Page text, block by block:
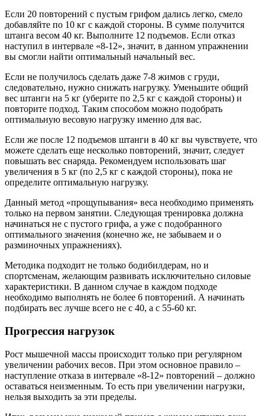
Если 20 повторений с пустым грифом дались легко, смело
добавляйте по 10 кг с каждой стороны. В сумме получится
штанга весом 40 кг. Выполните 12 подъемов. Если отказ
наступил в интервале «8-12», значит, в данном упражнении
вы смогли найти оптимальный начальный вес.
Если не получилось сделать даже 7-8 жимов с груди,
следовательно, нужно снижать нагрузку. Уменьшите общий
вес штанги на 5 кг (уберите по 2,5 кг с каждой стороны) и
повторите подход. Таким способом можно подобрать
оптимальную весовую нагрузку именно для вас.
Если же после 12 подъемов штанги в 40 кг вы чувствуете, что
можете сделать еще несколько повторений, значит, следует
повышать вес снаряда. Рекомендуем использовать шаг
увеличения в 5 кг (по 2,5 кг с каждой стороны), пока не
определите оптимальную нагрузку.
Данный метод «прощупывания» веса необходимо применять
только на первом занятии. Следующая тренировка должна
начинаться не с пустого грифа, а уже с подобранного
оптимального значения (конечно же, не забываем и о
разминочных упражнениях).
Методика подходит не только бодибилдерам, но и
спортсменам, желающим развивать исключительно силовые
характеристики. В данном случае в каждом подходе
необходимо выполнять не более 6 повторений. А начинать
подбирать вес лучше всего не с 40, а с 55-60 кг.
Прогрессия нагрузок
Рост мышечной массы происходит только при регулярном
увеличении рабочих весов. При этом основное правило –
наступление отказа в интервале «8-12» повторений – должно
оставаться неизменным. То есть при увеличении нагрузки,
нельзя выходить за эти пределы.